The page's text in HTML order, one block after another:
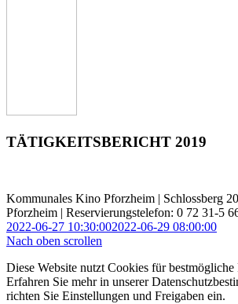
TÄTIGKEITSBERICHT 2019
Kommunales Kino Pforzheim | Schlossberg
Pforzheim | Reservierungstelefon: 0 72 31-5
2022-06-27 10:30:002022-06-29 08:00:00
Nach oben scrollen
Diese Website nutzt Cookies für
Erfahren Sie mehr in unserer
richten Sie Einstellungen und Freigaben ein.